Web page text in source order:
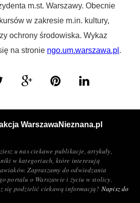
m.st. Warszawy. Obecnie
w zakresie m.in. kultury,
ochrony środowiska. Wykaz
na stronie ngo.um.warszawa.pl .
WarszawaNieznana.pl
u nas ciekawe publikacje, artykuły,
w kategoriach, które interesują
Zapraszamy do odwiedzania
portalu o Warszawie i życiu w stolicy.
się podzielić ciekawą informacją? Napisz do